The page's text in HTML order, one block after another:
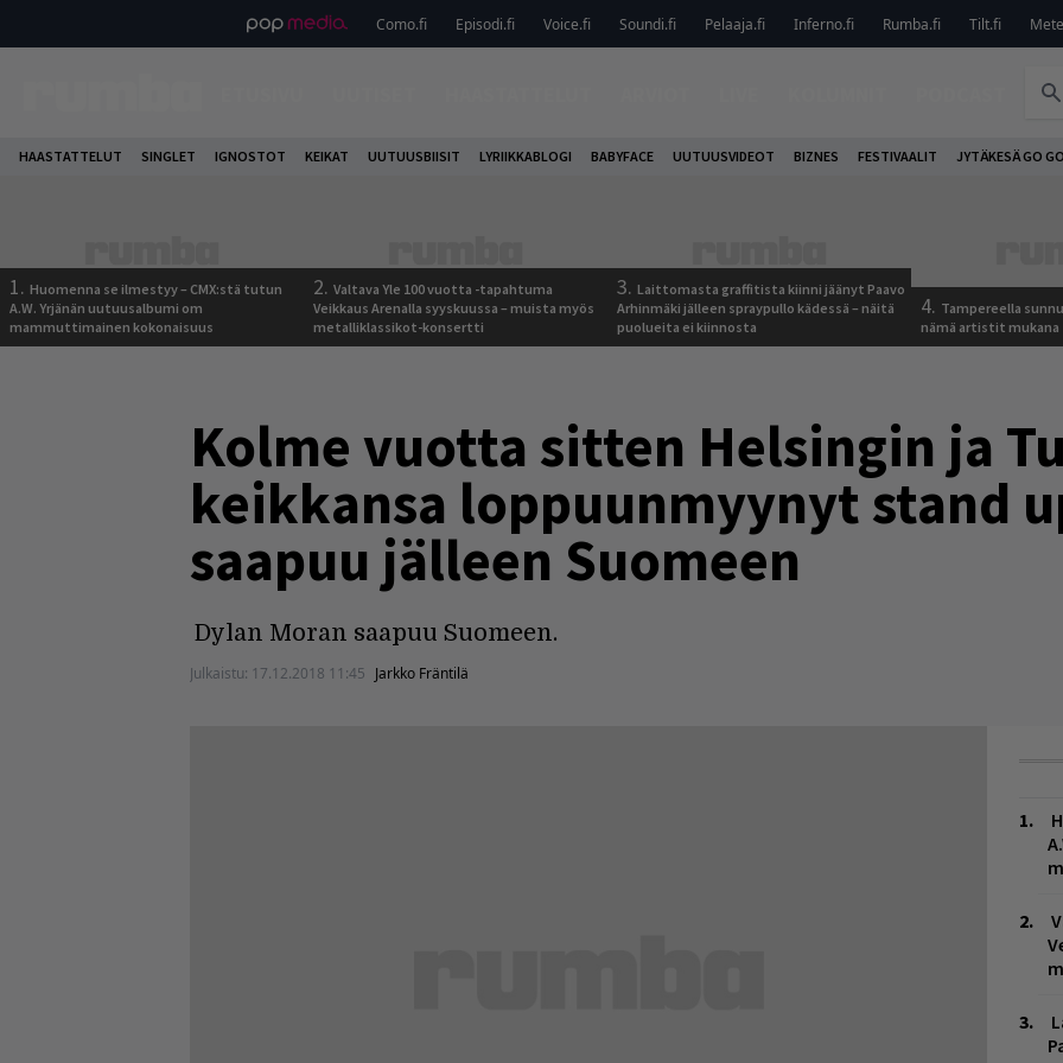
Como.fi Episodi.fi Voice.fi Soundi.fi Pelaaja.fi Inferno.fi Rumba.fi Tilt.fi
HAASTATTELUT SINGLET IGNOSTOT KEIKAT UUTUUSBIISIT LYRIIKKABLOGI BABYFACE UUTUUSVIDEOT BIZNES FESTIVAALIT JYTÄKESÄ GO GO
1. Huomenna se ilmestyy – CMX:stä tutun
A.W. Yrjänän uutuusalbumi om
mammuttimainen kokonaisuus
2. Valtava Yle 100 vuotta -tapahtuma
Veikkaus Arenalla syyskuussa – muista myös
metalliklassikot-konsertti
3. Laittomasta graffitista kiinni jäänyt Paavo
Arhinmäki jälleen spraypullo kädessä – näitä
puolueita ei kiinnosta
4. Tampereella
nämä artistit mukana
Kolme vuotta sitten Helsingin ja
keikkansa loppuunmyynyt stand
saapuu jälleen Suomeen
Dylan Moran saapuu Suomeen.
Julkaistu: 17.12.2018 11:45 Jarkko Fräntilä